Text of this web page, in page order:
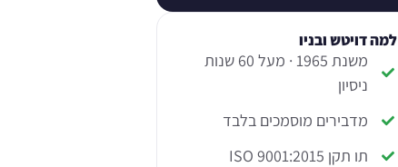
למה דויטש ובניו
משנת 1965 · מעל 60 שנות
ניסיון
מדבירים מוסמכים בלבד
תו תקן ISO 9001:2015